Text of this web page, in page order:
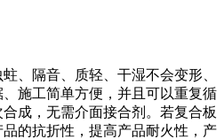
隔音、质轻、干湿不会变形、
施工简单方便，并且可以重复循
成，无需介面接合剂。若复合板
品的抗折性，提高产品耐火性，产